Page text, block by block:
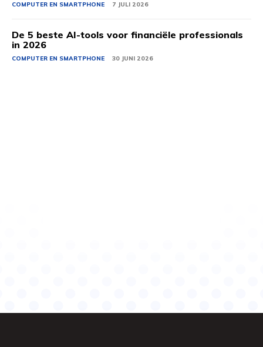
COMPUTER EN SMARTPHONE 7 JULI 2026
De 5 beste AI-tools voor financiële professionals
in 2026
COMPUTER EN SMARTPHONE 30 JUNI 2026